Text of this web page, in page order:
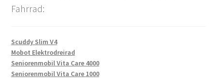
Fahrrad:
Scuddy Slim V4
Mobot Elektrodreirad
Seniorenmobil Vita Care 4000
Seniorenmobil Vita Care 1000